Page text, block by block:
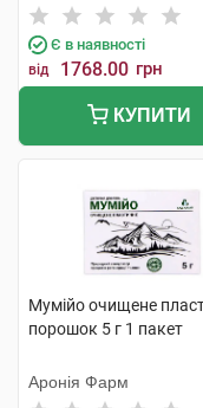
SpA
Є в наявності
від 1768.00 грн
КУПИТИ
Мумійо очищене
порошок 5 г 1 пакет
Аронія Фарм